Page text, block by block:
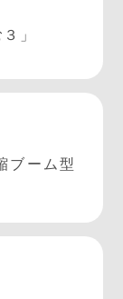
」
ブーム型